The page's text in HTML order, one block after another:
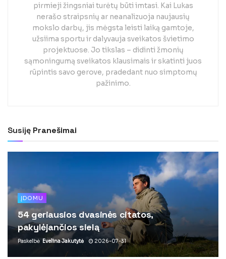
pirmieji žingsniai turėtų būti imtasi. Kai Lukas
nerašo straipsnių ar neanalizuoja naujausių
mokslo darbų, jis mėgsta leisti laiką gamtoje,
užsiima sportu ir dalyvauja sveikatos švietimo
projektuose. Jo tikslas – didinti žmonių
sąmoningumą sveikatos klausimais ir skatinti juos
rūpintis savo gerove, pradedant nuo simptomų
pažinimo.
Susiję Pranešimai
ĮDOMU
54 geriausios dvasinės citatos,
pakylėjančios sielą
Paskelbė Evelina Jakutytė 2026-07-31